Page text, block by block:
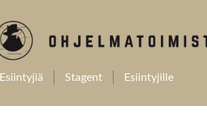
Esiintyjiä Stagent Esiintyjille